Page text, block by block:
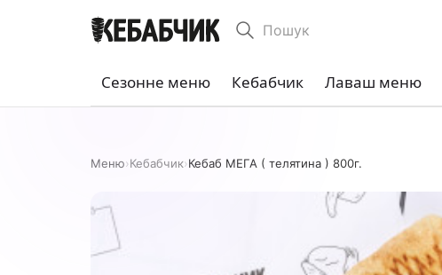
Пошук
Сезонне меню Кебабчик Лаваш меню
Меню›Кебабчик›Кебаб МЕГА ( телятина ) 800г.